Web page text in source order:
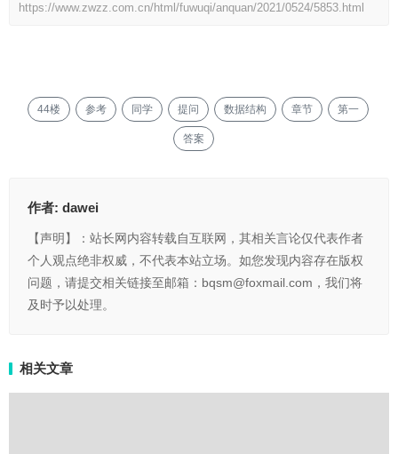
https://www.zwzz.com.cn/html/fuwuqi/anquan/2021/0524/5853.html
44楼 参考 同学 提问 数据结构 章节 第一
答案
作者: dawei
【声明】：站长网内容转载自互联网，其相关言论仅代表作者
个人观点绝非权威，不代表本站立场。如您发现内容存在版权
问题，请提交相关链接至邮箱：bqsm@foxmail.com，我们将
及时予以处理。
相关文章